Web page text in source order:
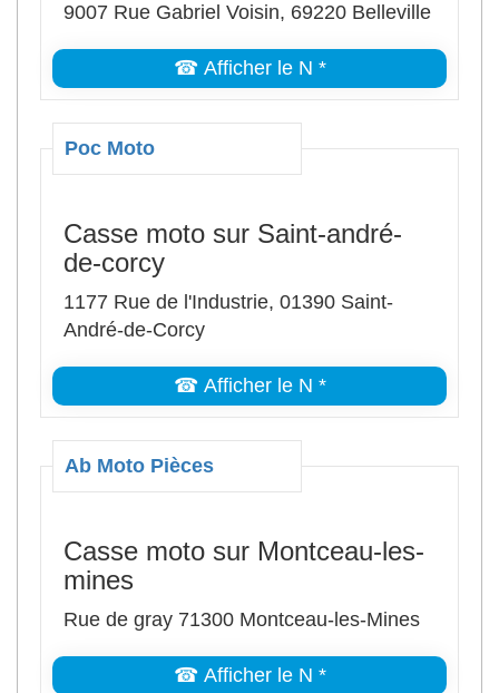
9007 Rue Gabriel Voisin, 69220 Belleville
☎ Afficher le N *
Poc Moto
Casse moto sur Saint-andré-
de-corcy
1177 Rue de l'Industrie, 01390 Saint-
André-de-Corcy
☎ Afficher le N *
Ab Moto Pièces
Casse moto sur Montceau-les-
mines
Rue de gray 71300 Montceau-les-Mines
☎ Afficher le N *